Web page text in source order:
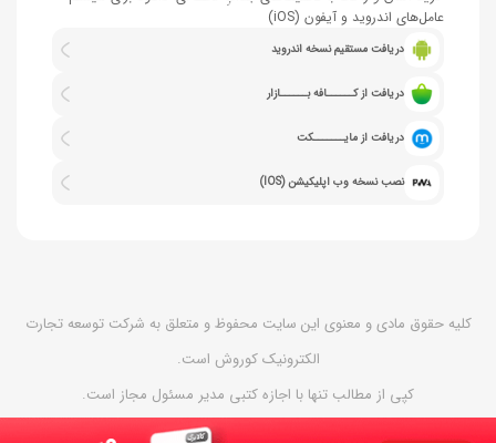
عامل‌های اندروید و آیفون (iOS)
دریافت مستقیم نسخه اندروید
دریافت از کــــــافه بــــــازار
دریافت از مایـــــــکت
نصب نسخه وب اپلیکیشن (IOS)
کلیه حقوق مادی و معنوی این سایت محفوظ و متعلق به شرکت توسعه تجارت
الکترونیک کوروش است.
کپی از مطالب تنها با اجازه کتبی مدیر مسئول مجاز است.